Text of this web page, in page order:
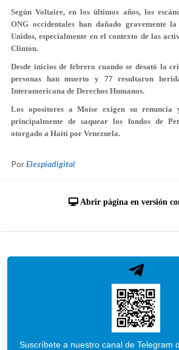
Según Voltaire, en los últimos años, los
ONG occidentales han dañado gravemente
Unidos, especialmente en el contexto de las
Clinton.
Desde inicios de febrero cuando se desató la
personas han muerto y 77 resultaron
Interamericana de Derechos Humanos.
Los opositores a Moise exigen su renuncia
principalmente de saquear los fondos de
otorgado a Haití por Venezuela.
PorElespiadigital
Abrir página en versión
Suscríbete a nuestro canal de Telegram